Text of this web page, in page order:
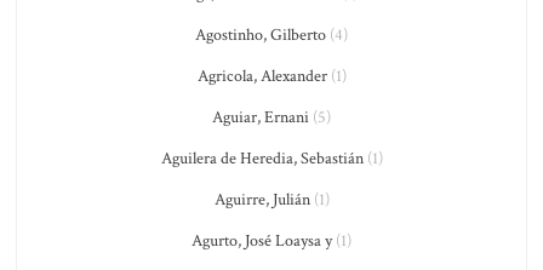
Agostinho, Gilberto (4)
Agricola, Alexander(1)
Aguiar, Ernani (5)
Aguilera de Heredia, Sebastián(1)
Aguirre, Julián(1)
Agurto, José Loaysa y(1)